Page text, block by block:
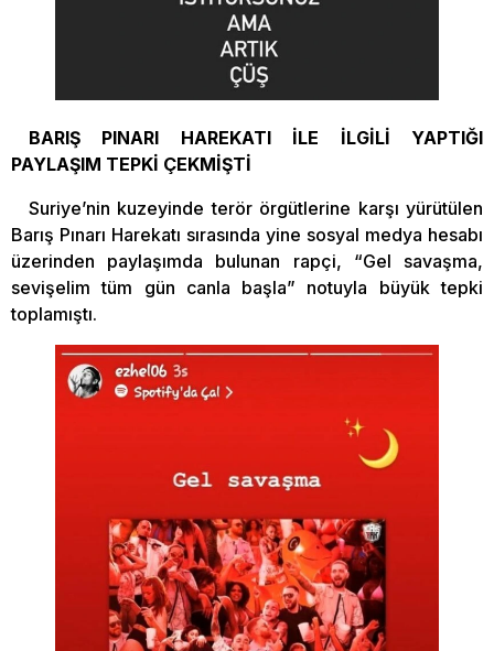
BARIŞ PINARI HAREKATI İLE İLGİLİ YAPTIĞI
PAYLAŞIM TEPKİ ÇEKMİŞTİ
Suriye’nin kuzeyinde terör örgütlerine karşı yürütülen
Barış Pınarı Harekatı sırasında yine sosyal medya hesabı
üzerinden paylaşımda bulunan rapçi, “Gel savaşma,
sevişelim tüm gün canla başla” notuyla büyük tepki
toplamıştı.